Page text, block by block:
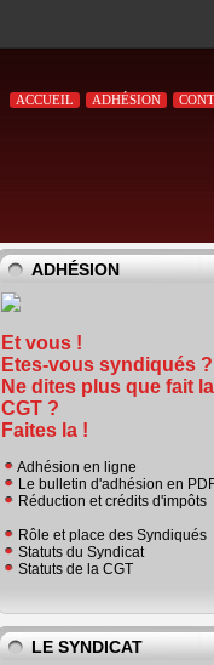
ACCUEIL ADHÉSION
ADHÉSION
Et vous !
Etes-vous syndiqués ?
Ne dites plus que fait la
CGT ?
Faites la !
Adhésion en ligne
Le bulletin d'adhésion en
Réduction et crédits d'impôts
Rôle et place des Syndiqués
Statuts du Syndicat
Statuts de la CGT
LE SYNDICAT